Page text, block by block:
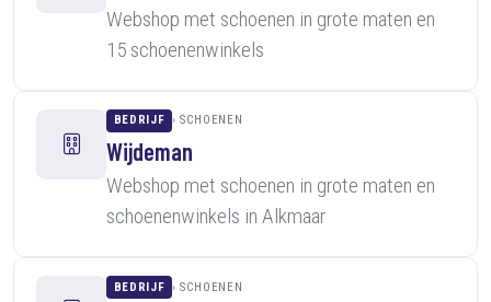
Webshop met schoenen in grote maten en
15 schoenenwinkels
BEDRIJF SCHOENEN
Wijdeman
Webshop met schoenen in grote maten en
schoenenwinkels in Alkmaar
BEDRIJF SCHOENEN